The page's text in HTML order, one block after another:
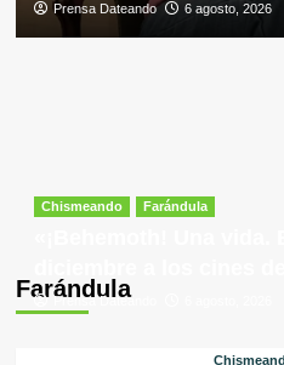
Prensa Dateando 6 agosto, 2026
Farándula
Chismeando Farándula
Prensa Dateando